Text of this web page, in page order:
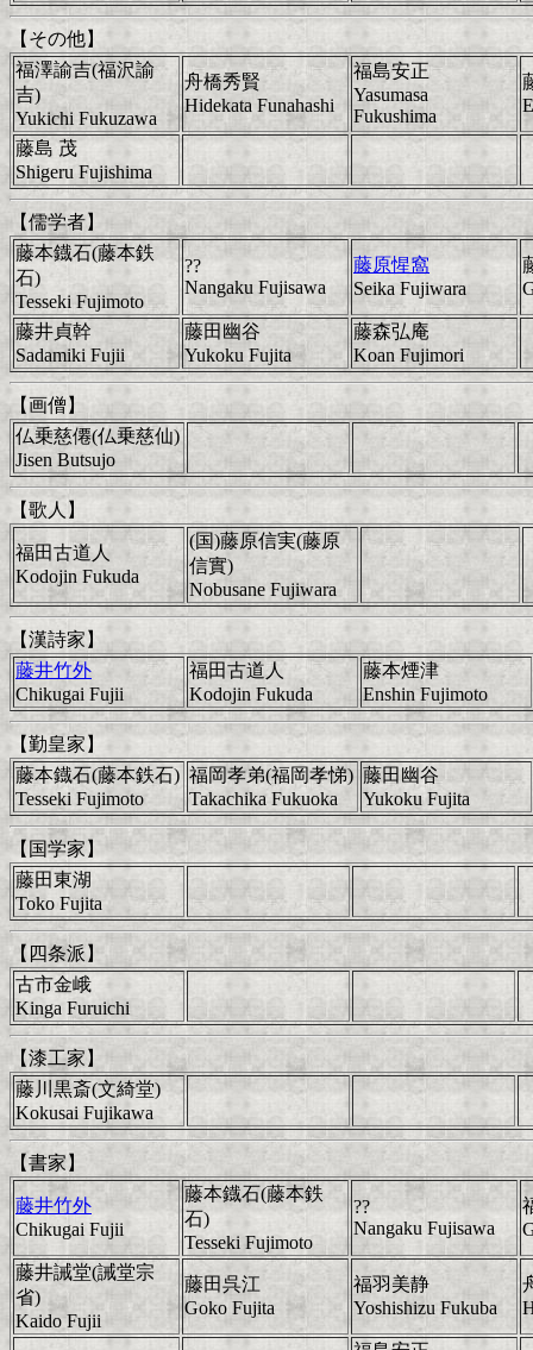
【その他】
福澤諭吉(福沢諭
吉)
Yukichi Fukuzawa
舟橋秀賢
Hidekata Funahashi
福島安正
Yasumasa
Fukushima
藤島 茂
Shigeru Fujishima
【儒学者】
藤本鐡石(藤本鉄
石)
Tesseki Fujimoto
??
Nangaku Fujisawa
藤原惺窩
Seika Fujiwara
藤井貞幹
Sadamiki Fujii
藤田幽谷
Yukoku Fujita
藤森弘庵
Koan Fujimori
【画僧】
仏乗慈僊(仏乗慈仙)
Jisen Butsujo
【歌人】
福田古道人
Kodojin Fukuda
(国)藤原信実(藤原
信實)
Nobusane Fujiwara
【漢詩家】
藤井竹外
Chikugai Fujii
福田古道人
Kodojin Fukuda
藤本煙津
Enshin Fujimoto
【勤皇家】
藤本鐡石(藤本鉄石)
Tesseki Fujimoto
福岡孝弟(福岡孝悌)
Takachika Fukuoka
藤田幽谷
Yukoku Fujita
【国学家】
藤田東湖
Toko Fujita
【四条派】
古市金峨
Kinga Furuichi
【漆工家】
藤川黒斎(文綺堂)
Kokusai Fujikawa
【書家】
藤井竹外
Chikugai Fujii
藤本鐡石(藤本鉄
石)
Tesseki Fujimoto
??
Nangaku Fujisawa
藤井誡堂(誡堂宗
省)
Kaido Fujii
藤田呉江
Goko Fujita
福羽美静
Yoshishizu Fukuba